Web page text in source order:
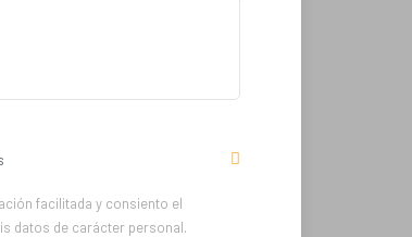
facilitada y consiento el
datos de carácter personal.